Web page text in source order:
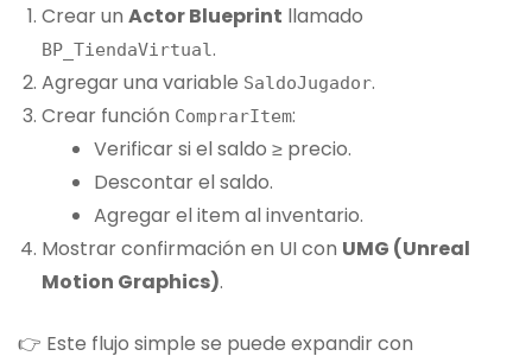
Crear un Actor Blueprint llamado
BP_TiendaVirtual.
Agregar una variable SaldoJugador.
Crear función ComprarItem:
Verificar si el saldo ≥ precio.
Descontar el saldo.
Agregar el item al inventario.
Mostrar confirmación en UI con UMG (Unreal
Motion Graphics).
👉 Este flujo simple se puede expandir con